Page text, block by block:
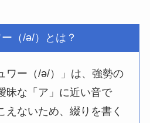
（/ə/）とは？
ワー（/ə/）」は、強勢の
昧な「ア」に近い音で
えないため、綴りを書く